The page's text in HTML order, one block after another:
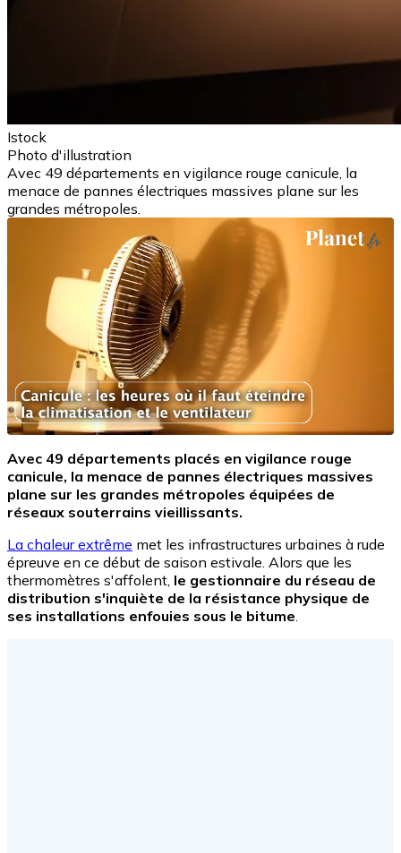
Istock
Photo d'illustration
Avec 49 départements en vigilance rouge canicule, la
menace de pannes électriques massives plane sur les
grandes métropoles.
Avec 49 départements placés en vigilance rouge
canicule, la menace de pannes électriques massives
plane sur les grandes métropoles équipées de
réseaux souterrains vieillissants.
La chaleur extrême met les infrastructures urbaines à rude
épreuve en ce début de saison estivale. Alors que les
thermomètres s'affolent, le gestionnaire du réseau de
distribution s'inquiète de la résistance physique de
ses installations enfouies sous le bitume